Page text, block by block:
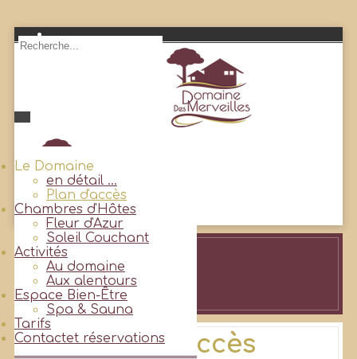
Le Domaine
en détail ...
Plan d'accès
Chambres d'Hôtes
Fleur d'Azur
Soleil Couchant
Activités
Au domaine
Aux alentours
Espace Bien-Être
Spa & Sauna
Tarifs
Contactet réservations
Accueil
Plan d'accès
Plan d'accès